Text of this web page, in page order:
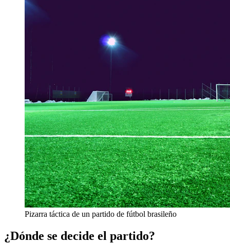
Pizarra táctica de un partido de fútbol brasileño
¿Dónde se decide el partido?